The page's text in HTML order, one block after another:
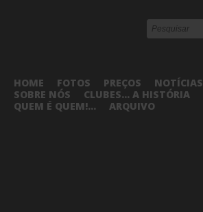
HOME FOTOS PREÇOS NOTÍCIAS
SOBRE NÓS
CLUBES... A HISTÓRIA
QUEM É QUEM!...
ARQUIVO